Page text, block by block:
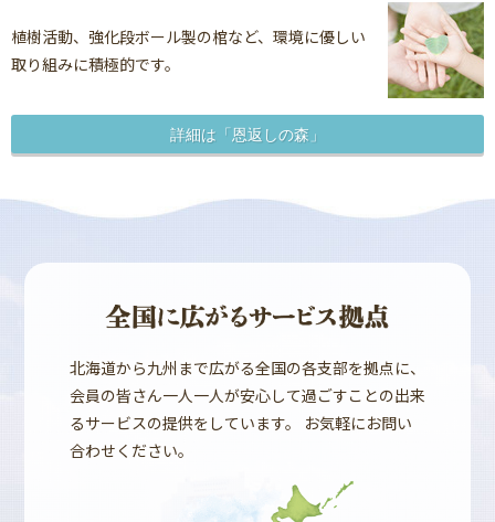
植樹活動、強化段ボール製の棺など、環境に優しい
取り組みに積極的です。
詳細は「恩返しの森」
北海道から九州まで広がる全国の各支部を拠点に、
会員の皆さん一人一人が安心して過ごすことの出来
るサービスの提供をしています。 お気軽にお問い
合わせください。